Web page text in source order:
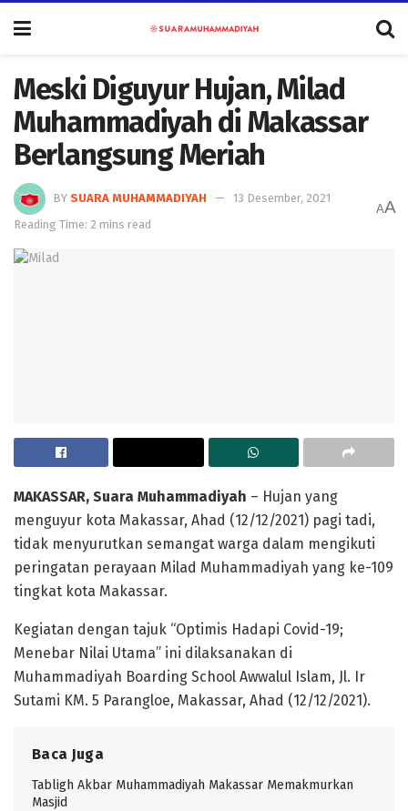
Meski Diguyur Hujan, Milad
Muhammadiyah di Makassar
Berlangsung Meriah
BY SUARA MUHAMMADIYAH
13 Desember, 2021
Reading Time: 2 mins read
AA
MAKASSAR, Suara Muhammadiyah – Hujan yang
menguyur kota Makassar, Ahad (12/12/2021) pagi tadi,
tidak menyurutkan semangat warga dalam mengikuti
peringatan perayaan Milad Muhammadiyah yang ke-109
tingkat kota Makassar.
Kegiatan dengan tajuk “Optimis Hadapi Covid-19;
Menebar Nilai Utama” ini dilaksanakan di
Muhammadiyah Boarding School Awwalul Islam, Jl. Ir
Sutami KM. 5 Parangloe, Makassar, Ahad (12/12/2021).
Baca Juga
Tabligh Akbar Muhammadiyah Makassar Memakmurkan
Masjid